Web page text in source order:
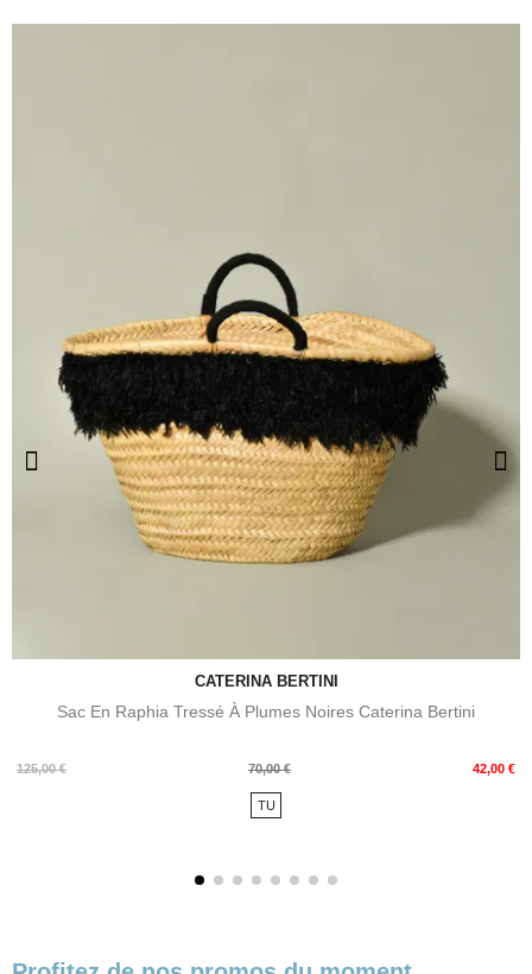
CATERINA BERTINI
Sac En Raphia Tressé À Plumes Noires Caterina Bertini
125,00 €
Prix
70,00 € 42,00 €
Prix
TU